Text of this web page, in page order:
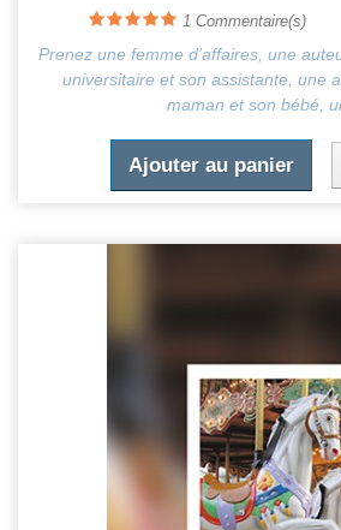
1 Commentaire(s)
Prenez une femme d’affaires, une
universitaire et son assistante, une
maman et son bébé,
Ajouter au panier